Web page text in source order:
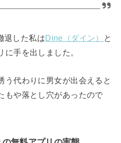
退した私はDine（ダイン）
と
手を出しました。
う代わりに男女が出会えると
もや落とし穴があったので